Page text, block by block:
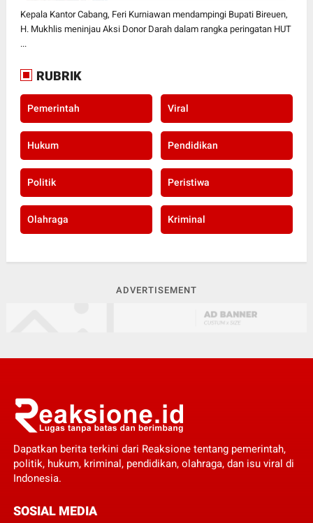
Kepala Kantor Cabang, Feri Kurniawan mendampingi Bupati Bireuen,
H. Mukhlis meninjau Aksi Donor Darah dalam rangka peringatan HUT
...
RUBRIK
Pemerintah Viral
Hukum Pendidikan
Politik Peristiwa
Olahraga Kriminal
ADVERTISEMENT
Dapatkan berita terkini dari Reaksione tentang pemerintah,
politik, hukum, kriminal, pendidikan, olahraga, dan isu viral di
Indonesia.
SOSIAL MEDIA